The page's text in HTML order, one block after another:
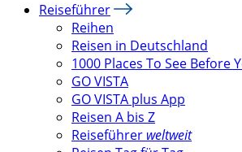
Reiseführer
Reihen
Reisen in Deutschland
1000 Places To See Before
GO VISTA
GO VISTA plus App
Reisen A bis Z
Reiseführer weltweit